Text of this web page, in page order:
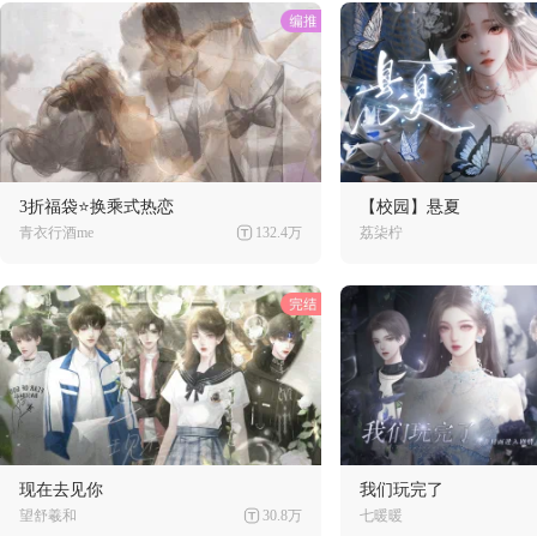
3折福袋⭐换乘式热恋
青衣行酒me 132.4万
【校园】悬夏
荔柒柠
现在去见你
望舒羲和 30.8万
我们玩完了
七暖暖